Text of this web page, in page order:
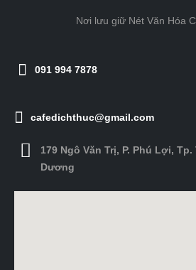
Nơi lưu giữ Nét Văn Hóa
091 994 7878
cafedichthuc@gmail.com
179 Ngô Văn Trị, P. Phú Lợi,
Dương